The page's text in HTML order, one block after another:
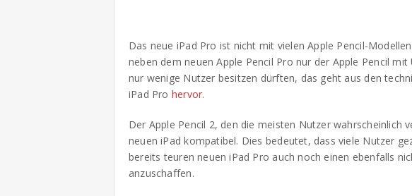
Das neue iPad Pro ist nicht mit vielen Apple Pencil-
neben dem neuen Apple Pencil Pro nur der Apple Pencil
nur wenige Nutzer besitzen dürften, das geht aus den
iPad Pro hervor.
Der Apple Pencil 2, den die meisten Nutzer wahrscheinlich
neuen iPad kompatibel. Dies bedeutet, dass viele Nutzer
bereits teuren neuen iPad Pro auch noch einen ebenfalls
anzuschaffen.